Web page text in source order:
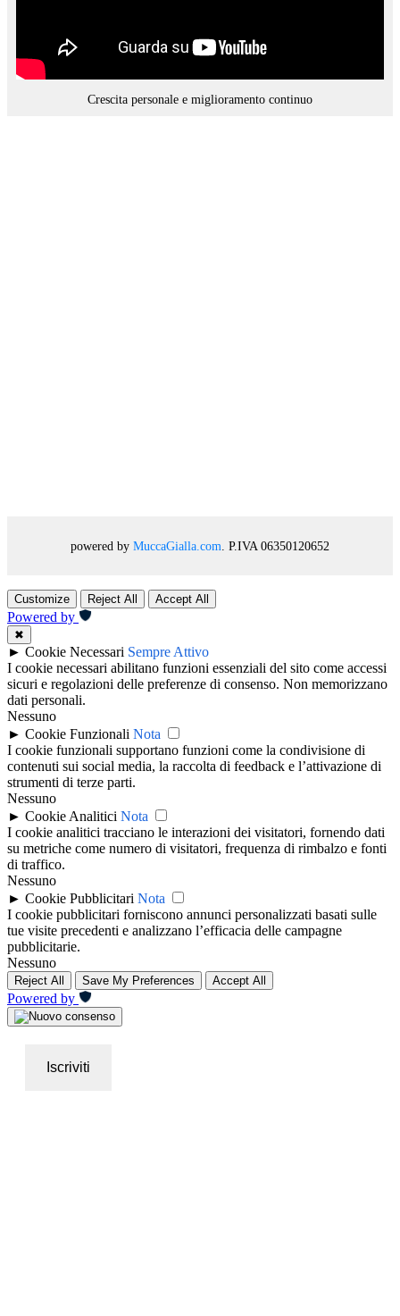
Crescita personale e miglioramento continuo
powered by MuccaGialla.com . P.IVA 06350120652
Customize Reject All Accept All
Powered by
✖
► Cookie Necessari Sempre Attivo
I cookie necessari abilitano funzioni essenziali del sito come accessi
sicuri e regolazioni delle preferenze di consenso. Non memorizzano
dati personali.
Nessuno
► Cookie Funzionali Nota
I cookie funzionali supportano funzioni come la condivisione di
contenuti sui social media, la raccolta di feedback e l’attivazione di
strumenti di terze parti.
Nessuno
► Cookie Analitici Nota
I cookie analitici tracciano le interazioni dei visitatori, fornendo dati
su metriche come numero di visitatori, frequenza di rimbalzo e fonti
di traffico.
Nessuno
► Cookie Pubblicitari Nota
I cookie pubblicitari forniscono annunci personalizzati basati sulle
tue visite precedenti e analizzano l’efficacia delle campagne
pubblicitarie.
Nessuno
Reject All Save My Preferences Accept All
Powered by
Iscriviti